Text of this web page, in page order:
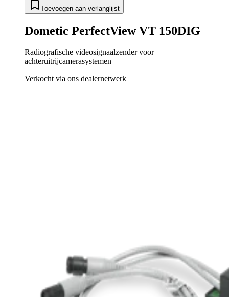
Toevoegen aan verlanglijst
Dometic PerfectView VT 150DIG
Radiografische videosignaalzender voor
achteruitrijcamerasystemen
Verkocht via ons dealernetwerk